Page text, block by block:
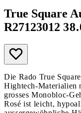
True Square
R27123012
Die Rado True
Hightech-Materialien
grosses Monobloc-
Rosé ist leicht,